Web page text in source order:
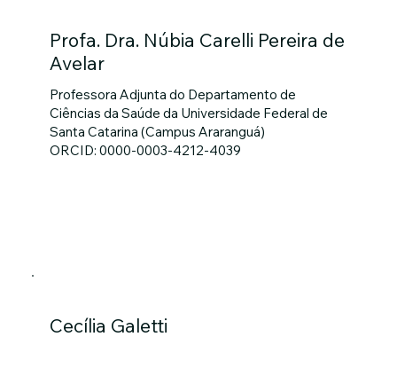
Professora Adjunta do Departamento de
Ciências da Saúde da Universidade Federal de
Santa Catarina (Campus Araranguá)
ORCID: 0000-0003-4212-4039
Profa. Dra. Núbia Carelli Pereira de
Avelar
Cecília Galetti